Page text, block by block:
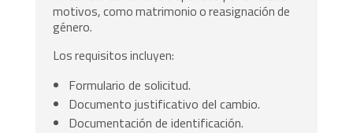
motivos, como matrimonio o reasignación de
género.
Los requisitos incluyen:
Formulario de solicitud.
Documento justificativo del cambio.
Documentación de identificación.